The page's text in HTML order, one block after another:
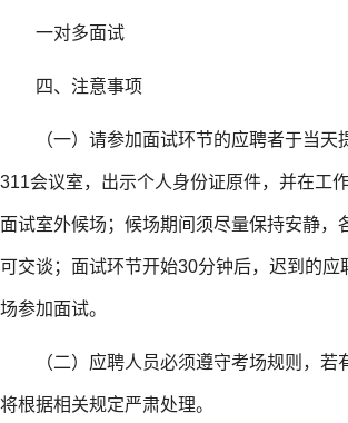
一对多面试
四、注意事项
（一）请参加面试环节的应聘者于当天
311会议室，出示个人身份证原件，并在工
面试室外候场；候场期间须尽量保持安静，
可交谈；面试环节开始30分钟后，迟到的应
场参加面试。
（二）应聘人员必须遵守考场规则，若
将根据相关规定严肃处理。